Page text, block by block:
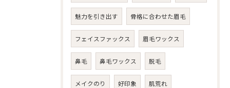
魅力を引き出す 骨格に合わせた眉毛
フェイスファックス 眉毛ワックス
鼻毛 鼻毛ワックス 脱毛
メイクのり 好印象 肌荒れ